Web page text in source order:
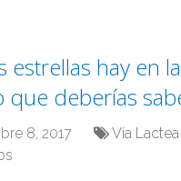
estrellas hay en
que deberías
8, 2017 Vía Lactea